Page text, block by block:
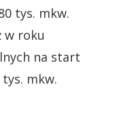
tys. mkw.
w roku
na start
mkw.